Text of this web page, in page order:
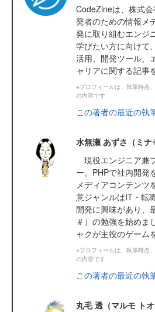
CodeZineは、株式
発者のための情報メ
発に取り組むエンジ
学びたい方に向けて
活用、開発ツール、
ャリアに関する記事
※プロフィールは、執筆時点
の内容です
この著者の最近の執
水無瀬 あずさ（ミナ
現役エンジニア兼
ー。PHPで社内開発
メディアコンテンツ
意ジャンルはIT・転
開発に興味があり、
＃）の勉強を始めま
ャクが主役のゲーム
※プロフィールは、執筆時点
の内容です
この著者の最近の執
丸毛 透（マルモ トオ